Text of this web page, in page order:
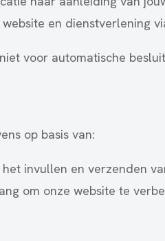
en dienstverlening
voor automatische
op basis van:
invullen en verzenden
om onze website te